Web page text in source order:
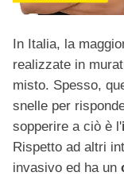
In Italia, la
realizzate in
misto. Spesso,
snelle per
sopperire a ciò è l'
Rispetto ad altri
invasivo ed ha un